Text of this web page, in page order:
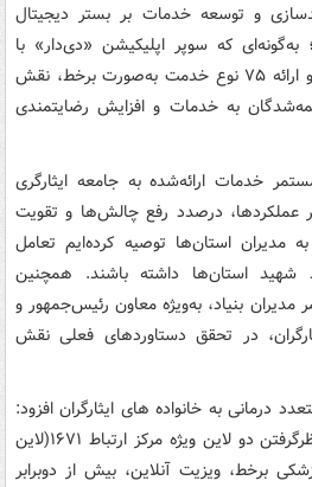
و توسعه خدمات بر بستر دیجیتال
که سوپر اپلیکیشن «دی‌دار» با
بیش از یک‌ونیم میلیون کاربر و ارائه ۷۵ نوع خدمت به‌صورت برخط، نقش
به خدمات و افزایش رضایتمندی
خدمات ارائه‌شده به جامعه ایثارگری
عملکردها، درصدد رفع چالش‌ها و تقویت
مدیران استان‌ها توصیه کرده‌ایم تعامل
شهید استان‌ها داشته باشند. همچنین
بنیاد، به‌ویژه معاون رئیس‌جمهور و
در تحقق دستاوردهای فعلی نقش
درمانی به خانواده های ایثارگران افزود:
پاسخگویی شبانه روزی و در نظرگرفتن دو لاین ویژه مرکز ارتباط ۱۶۷۱(لاین
برخط، ویزیت آنلاین، بیش از دوبرابر